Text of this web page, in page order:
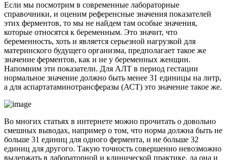
Если мы посмотрим в современные лабораторные
справочники, и оценим референсные значения показателей
этих ферментов, то мы не найдем там особые значения,
которые относятся к беременным. Это значит, что
беременность, хоть и является серьезной нагрузкой для
материнского будущего организма, предполагает такое же
значение ферментов, как и не у беременных женщин.
Напомним эти показатели. Для АЛТ в период гестации
нормальное значение должно быть менее 31 единицы на литр,
а для аспартатаминотрансферазы (АСТ) это значение такое же.
Во многих статьях в интернете можно прочитать о довольно
смешных выводах, например о том, что норма должна быть не
больше 31 единиц для одного фермента, и не больше 32
единиц для другого. Такую точность совершенно невозможно
выдержать в лабораторной и клинической практике, да она и